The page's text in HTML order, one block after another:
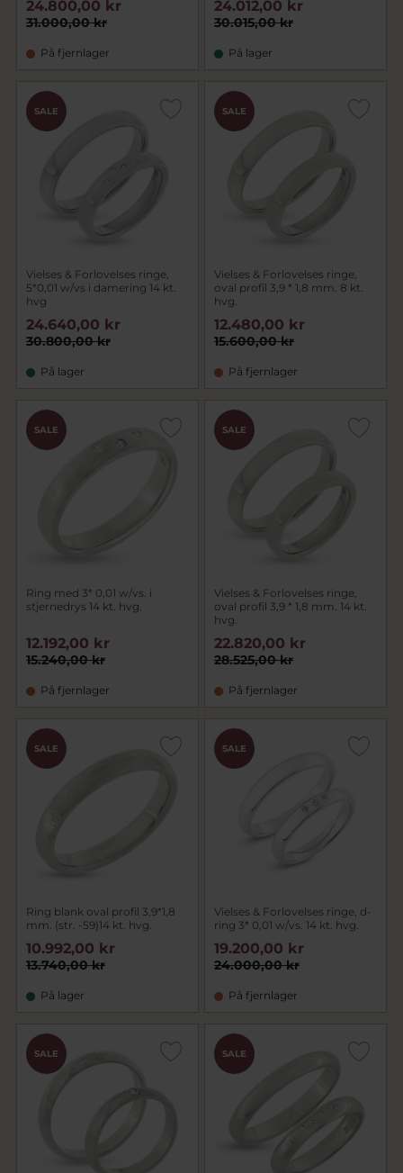
31.000,00 kr
24.800,00 kr
På fjernlager
30.015,00 kr
24.012,00 kr
På lager
SALE
Vielses & Forlovelses ringe,
5*0,01 w/vs i damering 14 kt.
hvg
30.800,00 kr
24.640,00 kr
På lager
SALE
Vielses & Forlovelses ringe,
oval profil 3,9 * 1,8 mm. 8 kt.
hvg.
15.600,00 kr
12.480,00 kr
På fjernlager
SALE
Ring med 3* 0,01 w/vs. i
stjernedrys 14 kt. hvg.
15.240,00 kr
12.192,00 kr
På fjernlager
SALE
Vielses & Forlovelses ringe,
oval profil 3,9 * 1,8 mm. 14 kt.
hvg.
28.525,00 kr
22.820,00 kr
På fjernlager
SALE
Ring blank oval profil 3,9*1,8
mm. (str. -59)14 kt. hvg.
13.740,00 kr
10.992,00 kr
På lager
SALE
Vielses & Forlovelses ringe, d-
ring 3* 0,01 w/vs. 14 kt. hvg.
24.000,00 kr
19.200,00 kr
På fjernlager
SALE SALE